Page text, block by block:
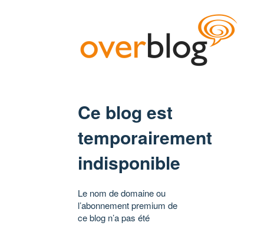
Ce blog est
temporairement
indisponible
Le nom de domaine ou
l’abonnement premium de
ce blog n’a pas été